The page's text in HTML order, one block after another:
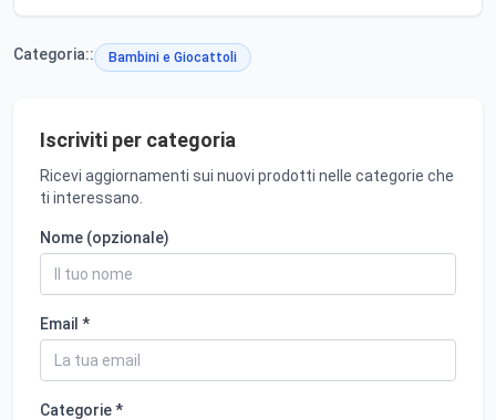
Categoria:: Bambini e Giocattoli
Iscriviti per categoria
Ricevi aggiornamenti sui nuovi prodotti nelle categorie che
ti interessano.
Nome (opzionale)
Email *
Categorie *